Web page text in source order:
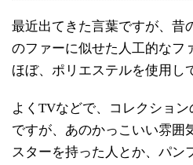
最近出てきた言葉ですが、昔
のファーに似せた人工的なフ
ほぼ、ポリエステルを使用し
よく TVなどで、コレクショ
ですが、あのかっこいい雰囲
スターを持った人とか、パン